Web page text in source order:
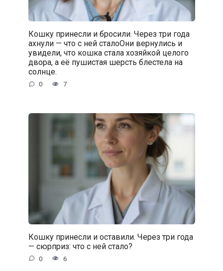
Кошку принесли и бросили. Через три года
ахнули — что с ней сталоОни вернулись и
увидели, что кошка стала хозяйкой целого
двора, а её пушистая шерсть блестела на
солнце.
0 7
Кошку принесли и оставили. Через три года
— сюрприз: что с ней стало?
0 6